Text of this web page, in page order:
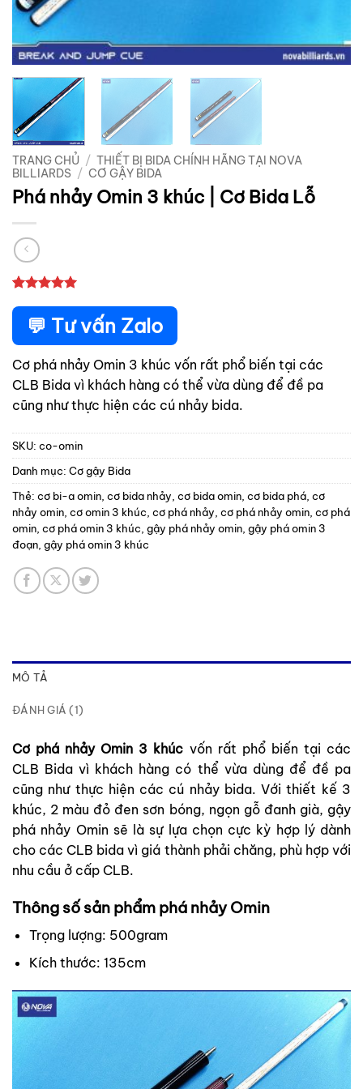
TRANG CHỦ / THIẾT BỊ BIDA CHÍNH HÃNG TẠI NOVA
BILLIARDS / CƠ GẬY BIDA
Phá nhảy Omin 3 khúc | Cơ Bida Lỗ
dựa trên
đánh giá
💬 Tư vấn Zalo
Cơ phá nhảy Omin 3 khúc vốn rất phổ biến tại các
CLB Bida vì khách hàng có thể vừa dùng để đề pa
cũng như thực hiện các cú nhảy bida.
SKU: co-omin
Danh mục: Cơ gậy Bida
Thẻ: cơ bi-a omin cơ bida nhảy cơ bida omin cơ bida phá cơ
nhảy omin cơ omin 3 khúc cơ phá nhảy cơ phá nhảy omin cơ phá
omin cơ phá omin 3 khúc gậy phá nhảy omin gậy phá omin 3
đoạn gậy phá omin 3 khúc
MÔ TẢ
ĐÁNH GIÁ (1)
Cơ phá nhảy Omin 3 khúc vốn rất phổ biến tại các
CLB Bida vì khách hàng có thể vừa dùng để đề pa
cũng như thực hiện các cú nhảy bida. Với thiết kế 3
khúc, 2 màu đỏ đen sơn bóng, ngọn gỗ đanh già, gậy
phá nhảy Omin sẽ là sự lựa chọn cực kỳ hợp lý dành
cho các CLB bida vì giá thành phải chăng, phù hợp với
nhu cầu ở cấp CLB.
Thông số sản phẩm phá nhảy Omin
Trọng lượng: 500gram
Kích thước: 135cm